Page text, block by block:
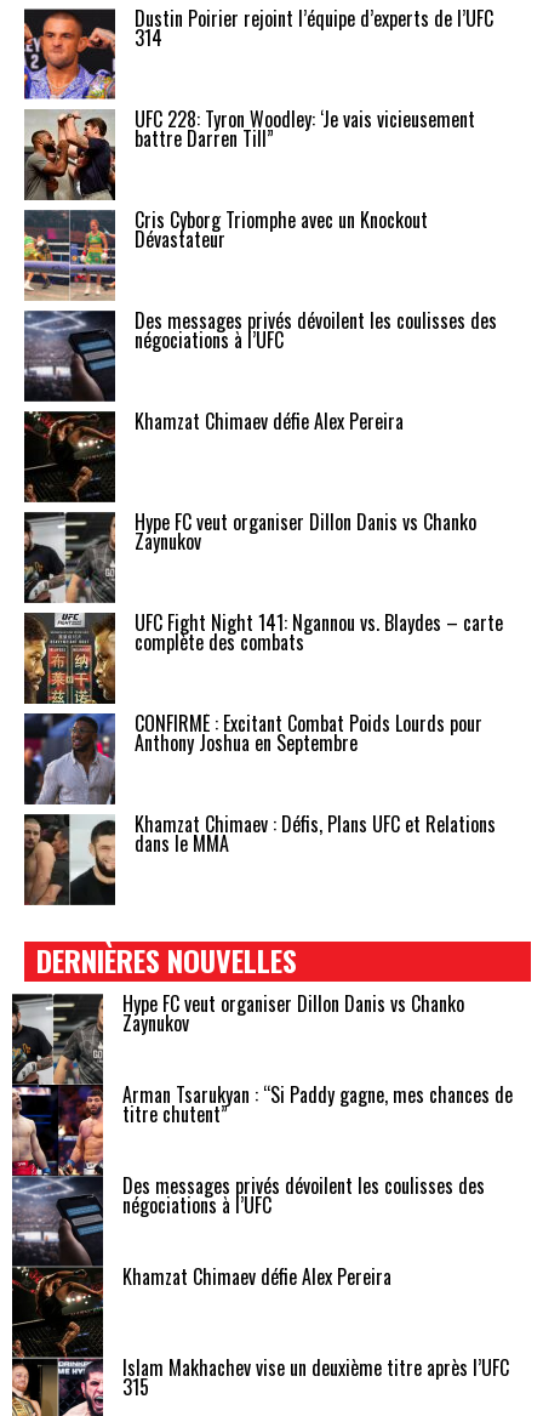
Dustin Poirier rejoint l’équipe d’experts de l’UFC
314
UFC 228: Tyron Woodley: ‘Je vais vicieusement
battre Darren Till”
Cris Cyborg Triomphe avec un Knockout
Dévastateur
Des messages privés dévoilent les coulisses des
négociations à l’UFC
Khamzat Chimaev défie Alex Pereira
Hype FC veut organiser Dillon Danis vs Chanko
Zaynukov
UFC Fight Night 141: Ngannou vs. Blaydes – carte
complète des combats
CONFIRMÉ : Excitant Combat Poids Lourds pour
Anthony Joshua en Septembre
Khamzat Chimaev : Défis, Plans UFC et Relations
dans le MMA
DERNIÈRES NOUVELLES
Hype FC veut organiser Dillon Danis vs Chanko
Zaynukov
Arman Tsarukyan : “Si Paddy gagne, mes chances de
titre chutent”
Des messages privés dévoilent les coulisses des
négociations à l’UFC
Khamzat Chimaev défie Alex Pereira
Islam Makhachev vise un deuxième titre après l’UFC
315